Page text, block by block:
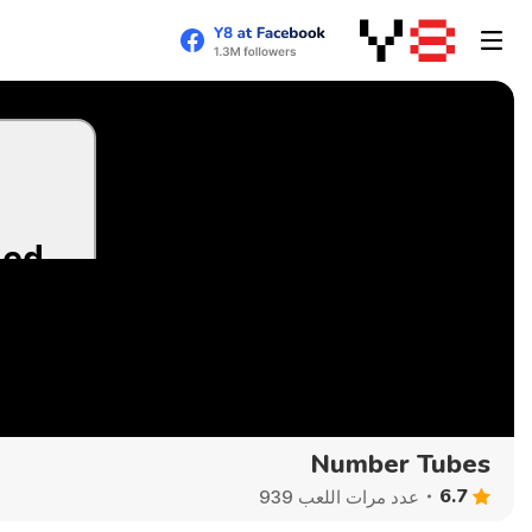
Number Tubes
6.7 عدد مرات اللعب 939